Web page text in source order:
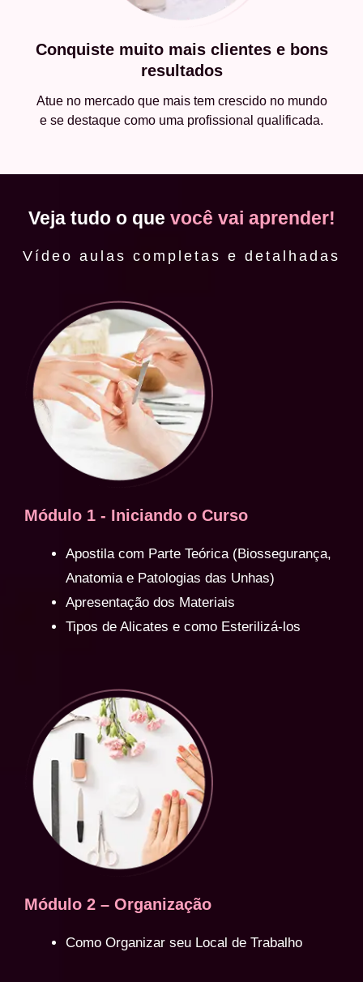
Conquiste muito mais clientes e bons
resultados
Atue no mercado que mais tem crescido no mundo
e se destaque como uma profissional qualificada.
Veja tudo o que você vai aprender!
Vídeo aulas completas e detalhadas
Módulo 1 - Iniciando o Curso
Apostila com Parte Teórica (Biossegurança,
Anatomia e Patologias das Unhas)
Apresentação dos Materiais
Tipos de Alicates e como Esterilizá-los
Módulo 2 – Organização
Como Organizar seu Local de Trabalho